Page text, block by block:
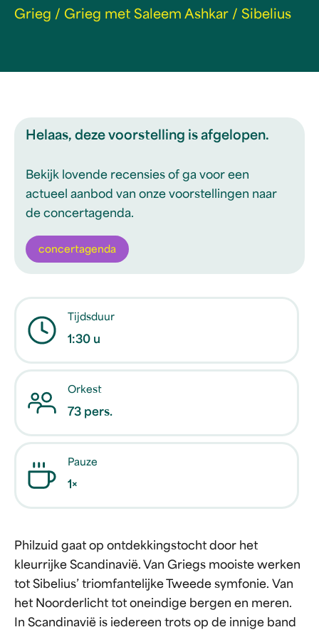
Grieg / Grieg met Saleem Ashkar / Sibelius
Tijdsduur
1:30 u
Orkest
73 pers.
Pauze
1×
Philzuid gaat op ontdekkingstocht door het
kleurrijke Scandinavië. Van Griegs mooiste werken
tot Sibelius’ triomfantelijke Tweede symfonie. Van
het Noorderlicht tot oneindige bergen en meren.
In Scandinavië is iedereen trots op de innige band
Helaas, deze voorstelling is afgelopen.
Bekijk lovende recensies of ga voor een
actueel aanbod van onze voorstellingen naar
de concertagenda.
concertagenda